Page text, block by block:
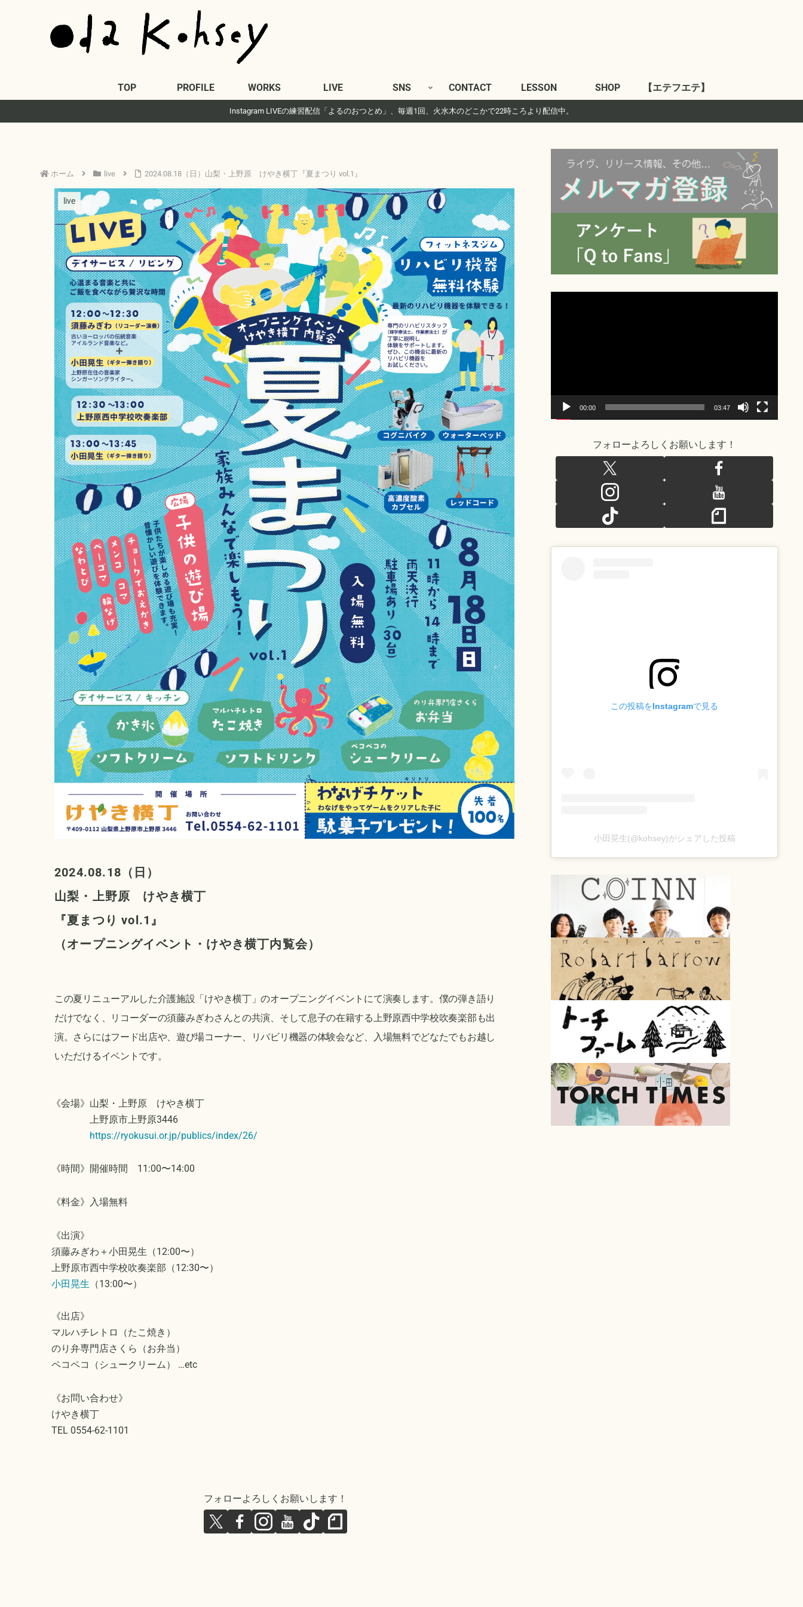
TOP PROFILE WORKS LIVE SNS CONTACT LESSON SHOP 【エテフエテ】
Instagram LIVEの練習配信「よるのおつとめ」、毎週1回、火水木のどこかで22時ころより配信中。
ホーム live 2024.08.18（日）山梨・上野原 けやき横丁『夏まつり vol.1』
live
2024.08.18（日）
山梨・上野原 けやき横丁
『夏まつり vol.1 』
（オープニングイベント・けやき横丁内覧会）
この夏リニューアルした介護施設「けやき横丁」のオープニングイベントにて演奏します。僕の弾き語り
だけでなく、リコーダーの須藤みぎわさんとの共演、そして息子の在籍する上野原西中学校吹奏楽部も出
演。さらにはフード出店や、遊び場コーナー、リバビリ機器の体験会など、入場無料でどなたでもお越し
いただけるイベントです。
《会場》山梨・上野原 けやき横丁
上野原市上野原3446
https://ryokusui.or.jp/publics/index/26/
《時間》開催時間 11:00〜14:00
《料金》入場無料
《出演》
須藤みぎわ＋小田晃生（12:00〜）
上野原市西中学校吹奏楽部（12:30〜）
小田晃生 （13:00〜）
《出店》
マルハチレトロ（たこ焼き）
のり弁専門店さくら（お弁当）
ペコペコ（シュークリーム） …etc
《お問い合わせ》
けやき横丁
TEL 0554-62-1101
フォローよろしくお願いします！
00:00 03:47
フォローよろしくお願いします！
この投稿をInstagramで見る
小田晃生(@kohsey)がシェアした投稿